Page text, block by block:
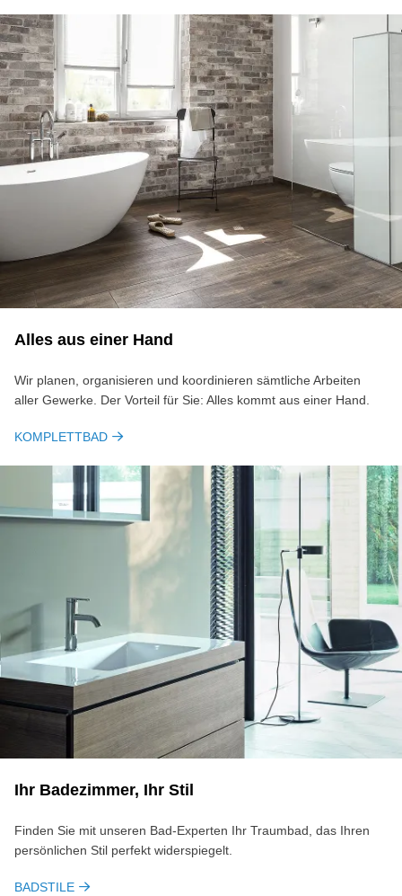
Al­les aus ei­ner Hand
Wir planen, organisieren und koordinieren sämtliche Arbeiten
aller Gewerke. Der Vorteil für Sie: Alles kommt aus einer Hand.
KOMPLETTBAD
Ihr Ba­de­zim­mer, Ihr Stil
Finden Sie mit unseren Bad-Experten Ihr Traumbad, das Ihren
persönlichen Stil perfekt widerspiegelt.
BADSTILE